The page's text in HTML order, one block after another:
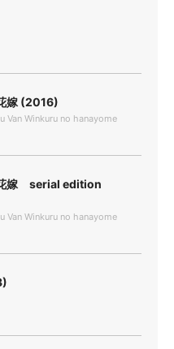
嫁 (2016)
Van Winkuru no hanayome
花嫁 serial edition
Van Winkuru no hanayome